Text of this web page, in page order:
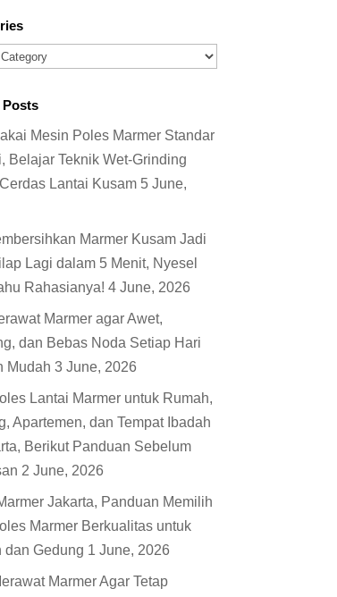
Posts
Mesin Poles Marmer Standar
Belajar Teknik Wet-Grinding
Lantai Kusam 5 June,
Marmer Kusam Jadi
Lagi dalam 5 Menit, Nyesel
Rahasianya! 4 June, 2026
Marmer agar Awet,
dan Bebas Noda Setiap Hari
Mudah 3 June, 2026
Lantai Marmer untuk Rumah,
Apartemen, dan Tempat Ibadah
Berikut Panduan Sebelum
2 June, 2026
Jakarta, Panduan Memilih
Marmer Berkualitas untuk
dan Gedung 1 June, 2026
Marmer Agar Tetap